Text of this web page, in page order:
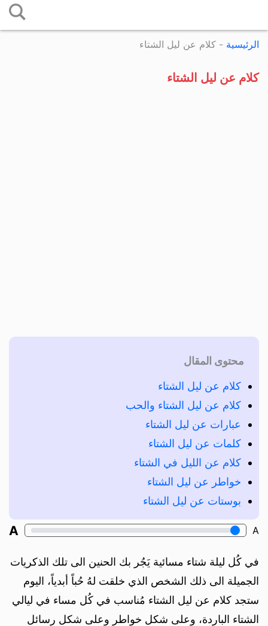
إلى
الرئيسية - كلام عن ليل الشتاء
كلام عن ليل الشتاء
محتوى المقال
كلام عن ليل الشتاء
كلام عن ليل الشتاء والحب
عبارات عن ليل الشتاء
كلمات عن ليل الشتاء
كلام عن الليل في الشتاء
خواطر عن ليل الشتاء
بوستات عن ليل الشتاء
A
A
في كُل ليلة شتاء مسائية يَجُر بك الحنين الى تلك الذكريات
الجميلة الى ذلك الشخص الذي خلقت لهُ حُباً أبدياً، اليوم
ستجد كلام عن ليل الشتاء مُناسب في كُل مساء في ليالي
الشتاء الباردة، وعلى شكل خواطر وعلى شكل رسائل